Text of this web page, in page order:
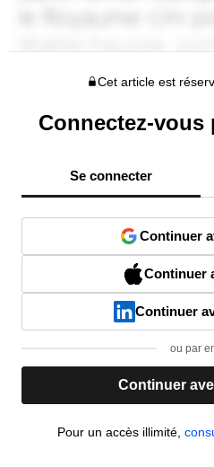
Cet article est
Connectez-
Se connecter
Continuer
Continuer
Continuer
ou par
Continuer
Pour un accès illimité,